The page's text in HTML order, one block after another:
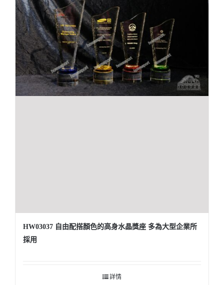
HW03037 自由配搭顏色的高身水晶獎座 多為大型企業所
採用
詳情